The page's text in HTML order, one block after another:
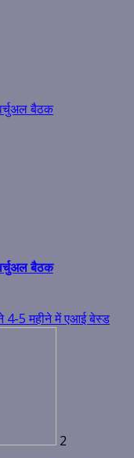
बैठक
बैठक
4-5 महीने में एआई बेस्ड
2